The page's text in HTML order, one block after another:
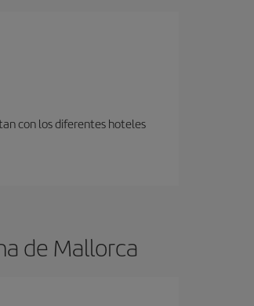
con los diferentes hoteles
de Mallorca